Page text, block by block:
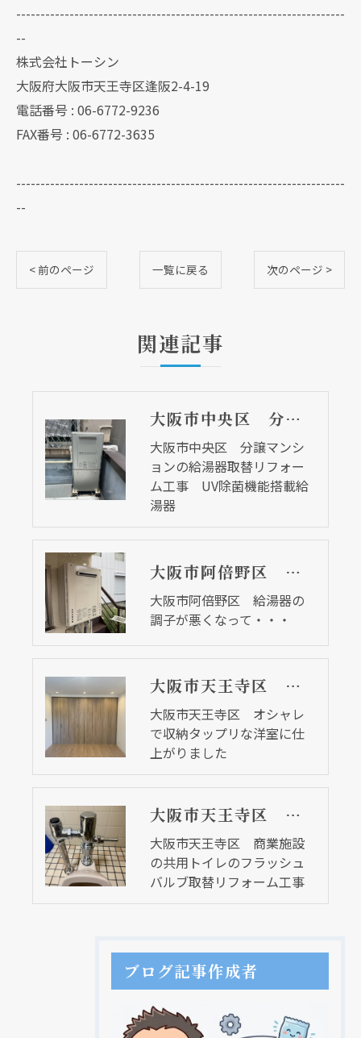
--------------------------------------------------------------------
--
株式会社トーシン
大阪府大阪市天王寺区逢阪2-4-19
電話番号 : 06-6772-9236
FAX番号 : 06-6772-3635
--------------------------------------------------------------------
--
< 前のページ 一覧に戻る 次のページ >
関連記事
大阪市中央区 分譲マンションの給湯器取替リフォーム工事 UV除菌機能搭載給湯器
大阪市中央区 分譲マンシ
ョンの給湯器取替リフォー
ム工事 UV除菌機能搭載給
湯器
大阪市阿倍野区 給湯器の調子が悪くなって・・・
大阪市阿倍野区 給湯器の
調子が悪くなって・・・
大阪市天王寺区 オシャレで収納タップリな洋室に仕上がりました
大阪市天王寺区 オシャレ
で収納タップリな洋室に仕
上がりました
大阪市天王寺区 商業施設の共用トイレのフラッシュバルブ取替リフォーム工事
大阪市天王寺区 商業施設
の共用トイレのフラッシュ
バルブ取替リフォーム工事
ブログ記事作成者